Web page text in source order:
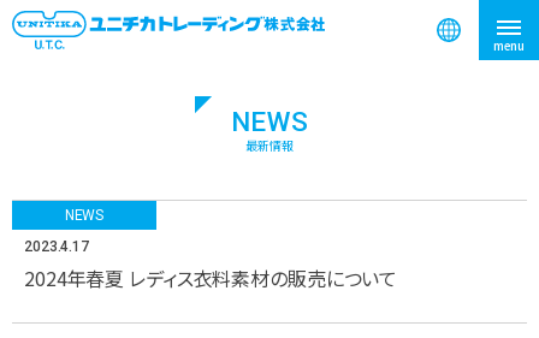
NEWS
最新情報
NEWS
2023.4.17
2024年春夏 レディス衣料素材の販売について